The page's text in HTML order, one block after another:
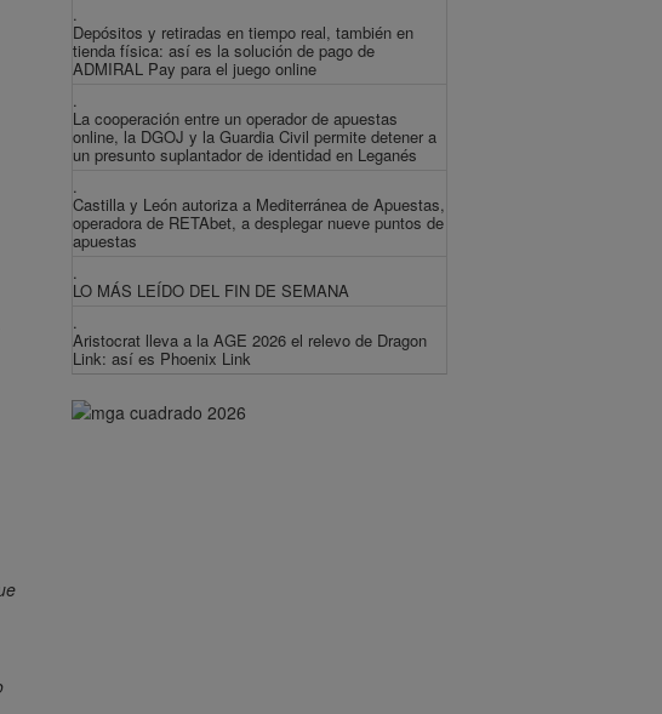
.
Depósitos y retiradas en tiempo real, también en
tienda física: así es la solución de pago de
ADMIRAL Pay para el juego online
.
La cooperación entre un operador de apuestas
online, la DGOJ y la Guardia Civil permite detener a
un presunto suplantador de identidad en Leganés
.
Castilla y León autoriza a Mediterránea de Apuestas,
operadora de RETAbet, a desplegar nueve puntos de
apuestas
.
LO MÁS LEÍDO DEL FIN DE SEMANA
.
Aristocrat lleva a la AGE 2026 el relevo de Dragon
Link: así es Phoenix Link